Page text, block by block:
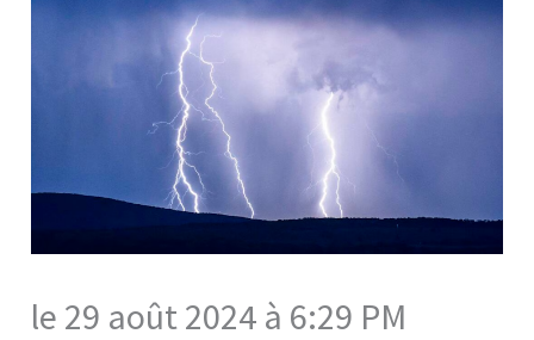
le 29 août 2024 à 6:29 PM